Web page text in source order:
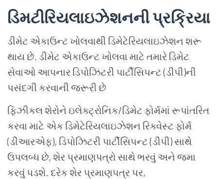
ડિમટીરિયલાઇઝેશનની પ્રક્રિયા
ડીમેટ એકાઉન્ટ ખોલવાથી ડિમેટેરિયલાઇઝેશન શરૂ
થાય છે. ડીમેટ એકાઉન્ટ ખોલવા માટે તમારે ડિમેટ
સેવાઓ આપનાર ડિપોઝિટરી પાર્ટીસિપન્ટ (ડીપી)ની
પસંદગી કરવાની જરૂરી છે
ફિઝીકલ શેરોને ઇલેક્ટ્રોનિક/ડિમેટ ફોર્મમાં રૂપાંતરિત
કરવા માટે એક ડિમેટેરિયલાઇઝેશન રિક્વેસ્ટ ફોર્મ
(ડીઆરએફ), ડિપોઝિટરી પાર્ટીસિપન્ટ (ડીપી) સાથે
ઉપલબ્ધ છે, શેર પ્રમાણપત્રો સાથે ભરવું અને જમા
કરવું પડશે. દરેક શેર પ્રમાણપત્ર પર,